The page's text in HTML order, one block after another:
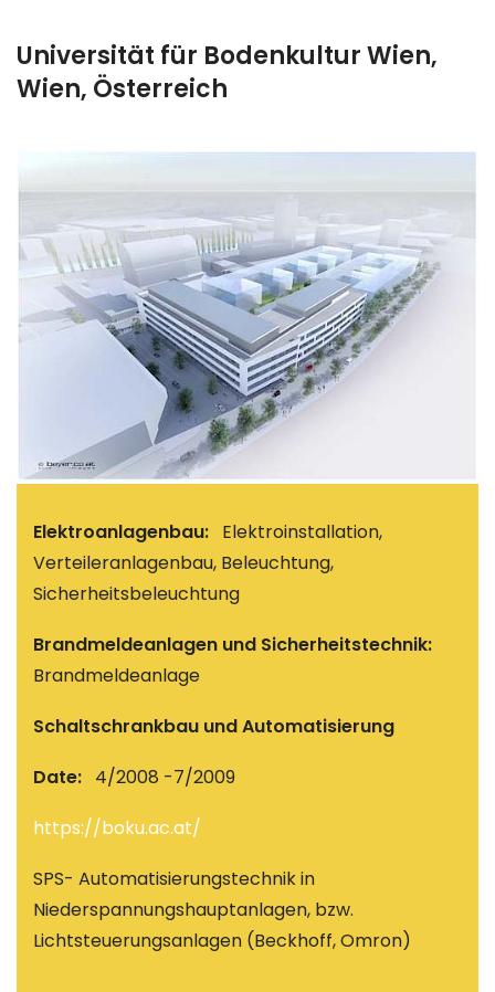
Universität für Bodenkultur Wien,
Wien, Österreich
Elektroanlagenbau: Elektroinstallation,
Verteileranlagenbau, Beleuchtung,
Sicherheitsbeleuchtung
Brandmeldeanlagen und Sicherheitstechnik:
Brandmeldeanlage
Schaltschrankbau und Automatisierung
Date: 4/2008 -7/2009
https://boku.ac.at/
SPS- Automatisierungstechnik in
Niederspannungshauptanlagen, bzw.
Lichtsteuerungsanlagen (Beckhoff, Omron)